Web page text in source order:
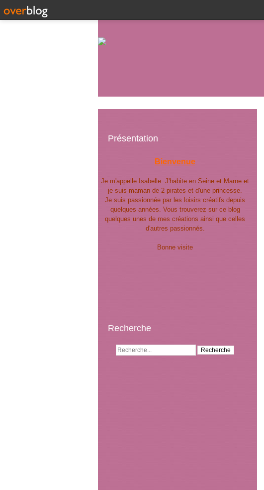
Présentation
Bienvenue
Je m'appelle Isabelle. J'habite en Seine et Marne et
je suis maman de 2 pirates et d'une princesse.
Je suis passionnée par les loisirs créatifs depuis
quelques années. Vous trouverez sur ce blog
quelques unes de mes créations ainsi que celles
d'autres passionnés.
Bonne visite
Recherche